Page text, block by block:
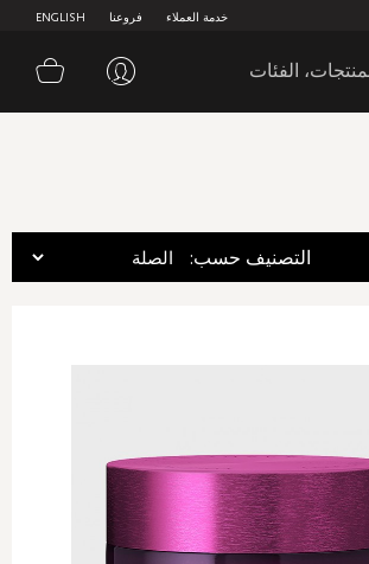
ENGLISH فروعنا خدمة العملاء
سلة
:التصنيف حسب